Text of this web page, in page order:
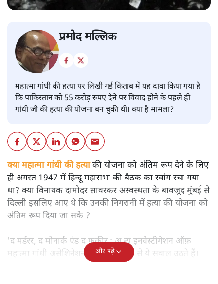
प्रमोद मल्लिक
महात्मा गांधी की हत्या पर लिखी गई किताब में यह दावा किया गया है
कि पाकिस्तान को 55 करोड़ रुपए देने पर विवाद होने के पहले ही
गांधी जी की हत्या की योजना बन चुकी थी। क्या है मामला?
क्या महात्मा गांधी की हत्याकी योजना को अंतिम रूप देने के लिए
ही अगस्त 1947 में हिन्दू महासभा की बैठक का स्वांग रचा गया
था? क्या विनायक दामोदर सावरकर अस्वस्थता के बावजूद मुंबई से
दिल्ली इसलिए आए थे कि उनकी निगरानी में हत्या की योजना को
अंतिम रूप दिया जा सके ?
'द मर्डरर, द मोनार्क एंड द फ़कीर : अ न्यू इनवेस्टीगेशन ऑफ़
महात्मा गांधी असेशिनेशन' नामक किताब से ये सवाल उठते हैं।
और पढ़ें